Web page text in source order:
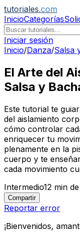
tutoriales.com
InicioCategorías
Iniciar sesión
Inicio/Danza/Salsa
El Arte del
Salsa y
Este tutorial te
del aislamiento
cómo controlar
enriquecer tu
plenamente en la
cuerpo y te
cada movimiento
Intermedio12 min
Compartir
Reportar error
¡Bienvenidos,